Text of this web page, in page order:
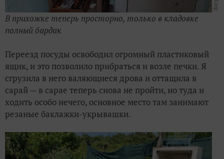
В прихожке теперь просторно, только в кладовке
полный бардак
Переезд посуды освободил огромный пластиковый
ящик, и это позволило прибраться и возле печки. Я
сгрузила в него валяющиеся дрова и оттащила в
сарай — в сарае теперь снова не пройти, но туда и
ходить особо нечего, основное место там занимают
резаные баклажки-укрывашки.